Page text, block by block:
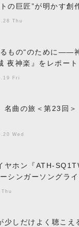
の巨匠”が明かす創
Thu
もの“のために――
夜神楽』をレポート
Fri
名曲の旅＜第23回
Wed
ヤホン『ATH-
シンガーソングラ
少しだけよく聴こえ